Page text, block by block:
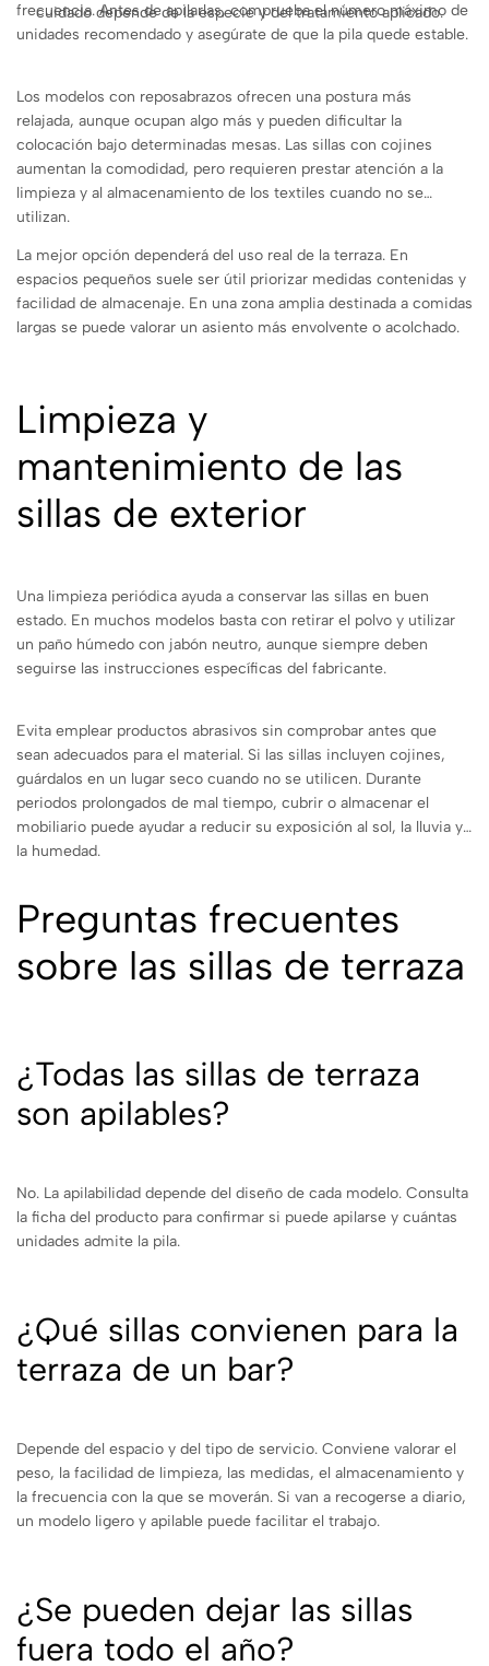
cuidado depende de la especie y del tratamiento aplicado.
frecuencia. Antes de apilarlas, comprueba el número máximo de
unidades recomendado y asegúrate de que la pila quede estable.
Los modelos con reposabrazos ofrecen una postura más
relajada, aunque ocupan algo más y pueden dificultar la
colocación bajo determinadas mesas. Las sillas con cojines
aumentan la comodidad, pero requieren prestar atención a la
limpieza y al almacenamiento de los textiles cuando no se
utilizan.
La mejor opción dependerá del uso real de la terraza. En
espacios pequeños suele ser útil priorizar medidas contenidas y
facilidad de almacenaje. En una zona amplia destinada a comidas
largas se puede valorar un asiento más envolvente o acolchado.
Limpieza y
mantenimiento de las
sillas de exterior
Una limpieza periódica ayuda a conservar las sillas en buen
estado. En muchos modelos basta con retirar el polvo y utilizar
un paño húmedo con jabón neutro, aunque siempre deben
seguirse las instrucciones específicas del fabricante.
Evita emplear productos abrasivos sin comprobar antes que
sean adecuados para el material. Si las sillas incluyen cojines,
guárdalos en un lugar seco cuando no se utilicen. Durante
periodos prolongados de mal tiempo, cubrir o almacenar el
mobiliario puede ayudar a reducir su exposición al sol, la lluvia y
la humedad.
Preguntas frecuentes
sobre las sillas de terraza
¿Todas las sillas de terraza
son apilables?
No. La apilabilidad depende del diseño de cada modelo. Consulta
la ficha del producto para confirmar si puede apilarse y cuántas
unidades admite la pila.
¿Qué sillas convienen para la
terraza de un bar?
Depende del espacio y del tipo de servicio. Conviene valorar el
peso, la facilidad de limpieza, las medidas, el almacenamiento y
la frecuencia con la que se moverán. Si van a recogerse a diario,
un modelo ligero y apilable puede facilitar el trabajo.
¿Se pueden dejar las sillas
fuera todo el año?